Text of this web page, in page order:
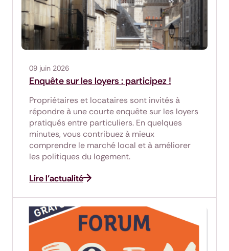
Enquête sur les loyers : participez !
09 juin 2026
Propriétaires et locataires sont invités à
répondre à une courte enquête sur les loyers
pratiqués entre particuliers. En quelques
minutes, vous contribuez à mieux
comprendre le marché local et à améliorer
les politiques du logement.
Lire l'actualité